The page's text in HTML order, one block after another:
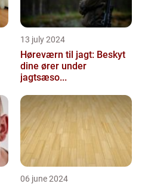
13 july 2024
Høreværn til jagt: Beskyt
dine ører under
jagtsæso...
06 june 2024